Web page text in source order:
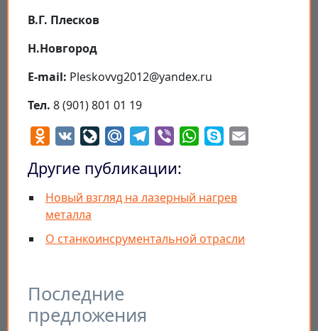
Последние
предложения
В.Г. Плесков
Н.Новгород
E-mail: Pleskovvg2012@yandex.ru
Тел. 8 (901) 801 01 19
Odnoklassniki
VK LiveJournal
Mail.RuTelegram
Viber WhatsApp
Skype
Другие публикации:
Новый взгляд на лазерный нагрев
металла
О станкоинсрументальной отрасли